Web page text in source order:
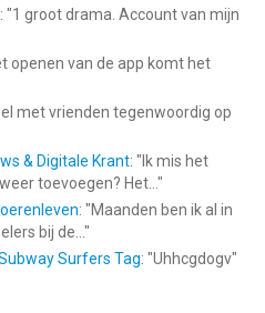
: "1 groot drama. Account van mijn
openen van de app komt het
met vrienden tegenwoordig op
& Digitale Krant: " Ik mis het
toevoegen? Het... "
: "Maanden ben ik al in
bij de... "
Surfers Tag: "Uhhcgdogv"